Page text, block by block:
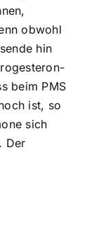
obwohl
hin
beim PMS
ist, so
sich
Der